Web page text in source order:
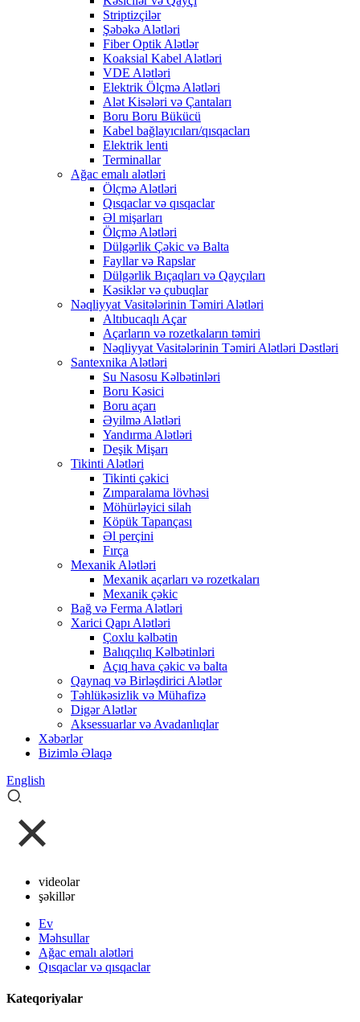
Striptizçilər
Şəbəkə Alətləri
Fiber Optik Alətlər
Koaksial Kabel Alətləri
VDE Alətləri
Elektrik Ölçmə Alətləri
Alət Kisələri və Çantaları
Boru Boru Bükücü
Kabel bağlayıcıları/qısqacları
Elektrik lenti
Terminallar
Ağac emalı alətləri
Ölçmə Alətləri
Qısqaclar və qısqaclar
Əl mişarları
Ölçmə Alətləri
Dülgərlik Çəkic və Balta
Fayllar və Rapslar
Dülgərlik Bıçaqları və Qayçıları
Kəsiklər və çubuqlar
Nəqliyyat Vasitələrinin Təmiri Alətləri
Altıbucaqlı Açar
Açarların və rozetkaların təmiri
Nəqliyyat Vasitələrinin Təmiri Alətləri Dəstləri
Santexnika Alətləri
Su Nasosu Kəlbətinləri
Boru Kəsici
Boru açarı
Əyilmə Alətləri
Yandırma Alətləri
Deşik Mişarı
Tikinti Alətləri
Tikinti çəkici
Zımparalama lövhəsi
Möhürləyici silah
Köpük Tapançası
Əl perçini
Fırça
Mexanik Alətləri
Mexanik açarları və rozetkaları
Mexanik çəkic
Bağ və Ferma Alətləri
Xarici Qapı Alətləri
Çoxlu kəlbətin
Balıqçılıq Kəlbətinləri
Açıq hava çəkic və balta
Qaynaq və Birləşdirici Alətlər
Təhlükəsizlik və Mühafizə
Digər Alətlər
Aksessuarlar və Avadanlıqlar
Xəbərlər
Bizimlə Əlaqə
English
videolar
şəkillər
Ev
Məhsullar
Ağac emalı alətləri
Qısqaclar və qısqaclar
Kateqoriyalar